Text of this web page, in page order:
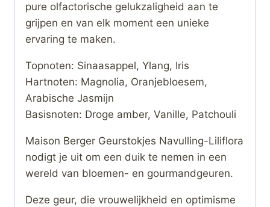
pure olfactorische gelukzaligheid aan te
grijpen en van elk moment een unieke
ervaring te maken.
Topnoten: Sinaasappel, Ylang, Iris
Hartnoten: Magnolia, Oranjebloesem,
Arabische Jasmijn
Basisnoten: Droge amber, Vanille, Patchouli
Maison Berger Geurstokjes Navulling-Liliflora
nodigt je uit om een duik te nemen in een
wereld van bloemen- en gourmandgeuren.
Deze geur, die vrouwelijkheid en optimisme